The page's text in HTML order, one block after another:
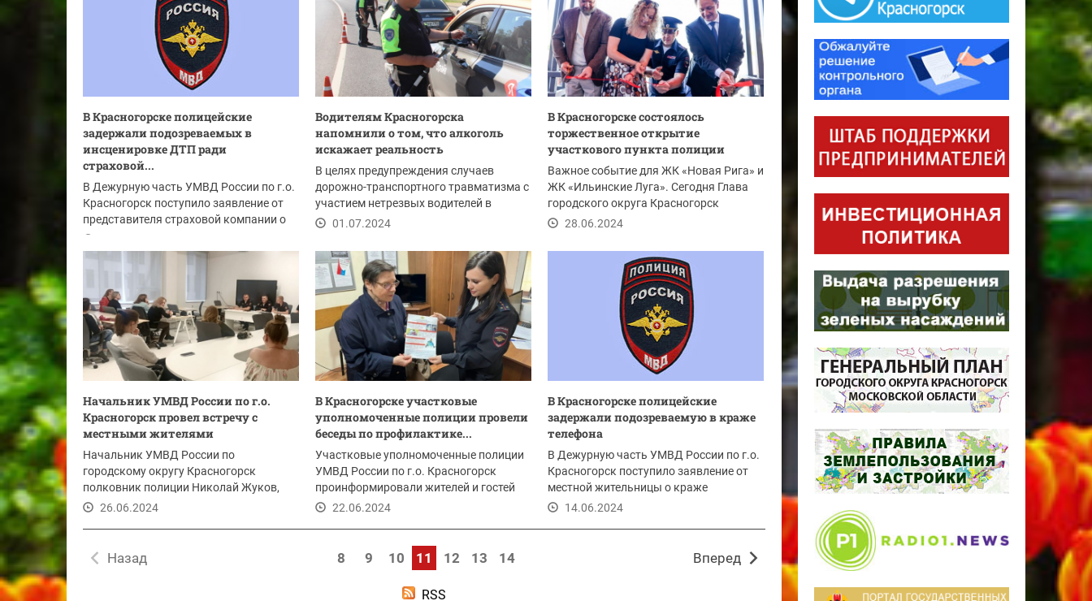
В Красногорске полицейские
задержали подозреваемых в
инсценировке ДТП ради
страховой...
В Дежурную часть УМВД России по г.о.
Красногорск поступило заявление от
представителя страховой компании о
том, что...
Водителям Красногорска
напомнили о том, что алкоголь
искажает реальность
В целях предупреждения случаев
дорожно-транспортного травматизма с
участием нетрезвых водителей в
Подмосковье...
01.07.2024
В Красногорске состоялось
торжественное открытие
участкового пункта полиции
Важное событие для ЖК «Новая Рига» и
ЖК «Ильинские Луга». Сегодня Глава
городского округа Красногорск
Дмитрий...
28.06.2024
Начальник УМВД России по г.о.
Красногорск провел встречу с
местными жителями
Начальник УМВД России по
городскому округу Красногорск
полковник полиции Николай Жуков,
начальник УУПиПДН...
26.06.2024
В Красногорске участковые
уполномоченные полиции провели
беседы по профилактике...
Участковые уполномоченные полиции
УМВД России по г.о. Красногорск
проинформировали жителей и гостей
города о наиболее...
22.06.2024
В Красногорске полицейские
задержали подозреваемую в краже
телефона
В Дежурную часть УМВД России по г.о.
Красногорск поступило заявление от
местной жительницы о краже
мобильного...
14.06.2024
8 9 10 11 12 13 14
Назад Вперед
RSS